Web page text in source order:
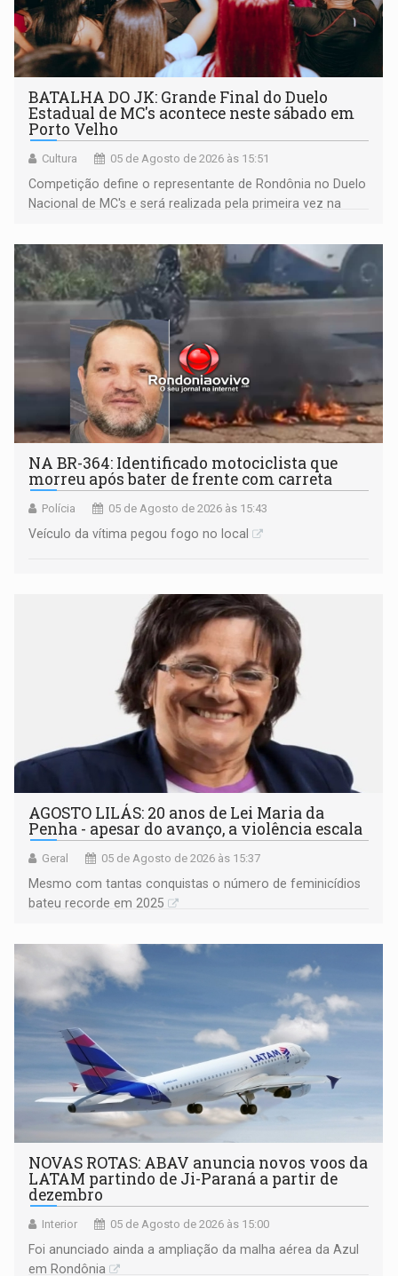
BATALHA DO JK: Grande Final do Duelo
Estadual de MC's acontece neste sábado em
Porto Velho
Cultura 05 de Agosto de 2026 às 15:51
Competição define o representante de Rondônia no Duelo
Nacional de MC's e será realizada pela primeira vez na
NA BR-364: Identificado motociclista que
morreu após bater de frente com carreta
Polícia 05 de Agosto de 2026 às 15:43
Veículo da vítima pegou fogo no local
AGOSTO LILÁS: 20 anos de Lei Maria da
Penha - apesar do avanço, a violência escala
Geral 05 de Agosto de 2026 às 15:37
Mesmo com tantas conquistas o número de feminicídios
bateu recorde em 2025
NOVAS ROTAS: ABAV anuncia novos voos da
LATAM partindo de Ji-Paraná a partir de
dezembro
Interior 05 de Agosto de 2026 às 15:00
Foi anunciado ainda a ampliação da malha aérea da Azul
em Rondônia